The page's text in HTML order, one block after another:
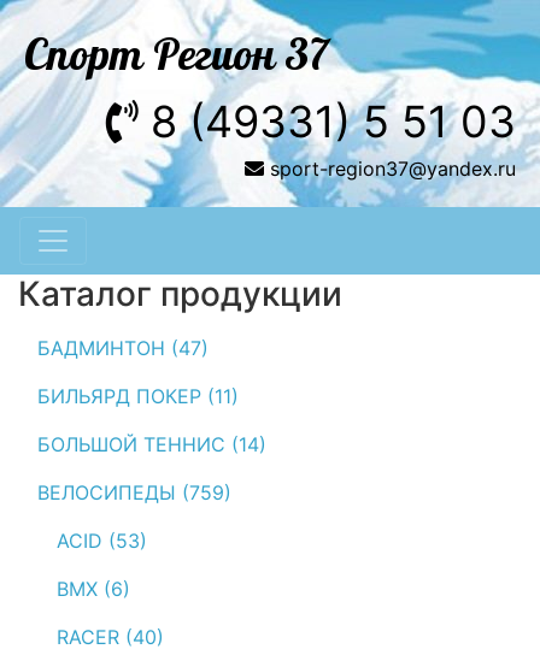
Спорт Регион 37
8 (49331) 5 51 03
sport-region37@yandex.ru
Каталог продукции
БАДМИНТОН (47)
БИЛЬЯРД ПОКЕР (11)
БОЛЬШОЙ ТЕННИС (14)
ВЕЛОСИПЕДЫ (759)
ACID (53)
BMX (6)
RACER (40)